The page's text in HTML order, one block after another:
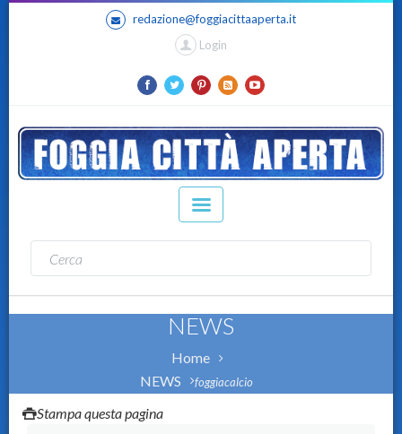
redazione@foggiacittaaperta.it
Login
NEWS
Home
NEWS
foggiacalcio
Stampa questa pagina